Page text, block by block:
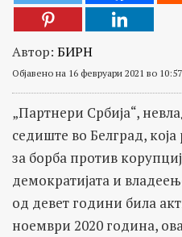
Автор: БИРН
Објавено на 16 февруари 2021 во 10:57
„Партнери Србија“,
седиште во Белград,
за борба против
демократијата и
од девет години била
ноември 2020 година,